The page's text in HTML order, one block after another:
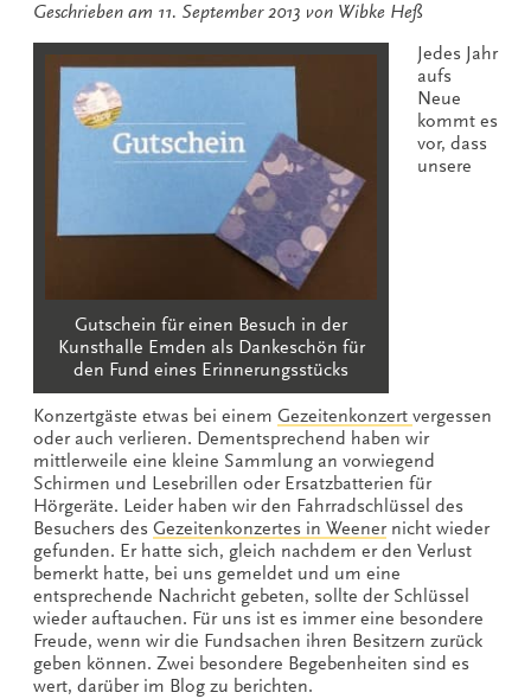
Geschrieben am 11. September 2013 von Wibke Heß
Gutschein für einen Besuch in der
Kunsthalle Emden als Dankeschön für
den Fund eines Erinnerungsstücks
Jedes Jahr
aufs
Neue
kommt es
vor, dass
unsere
Konzertgäste etwas bei einem Gezeitenkonzert vergessen
oder auch verlieren. Dementsprechend haben wir
mittlerweile eine kleine Sammlung an vorwiegend
Schirmen und Lesebrillen oder Ersatzbatterien für
Hörgeräte. Leider haben wir den Fahrradschlüssel des
Besuchers des Gezeitenkonzertes in Weenernicht wieder
gefunden. Er hatte sich, gleich nachdem er den Verlust
bemerkt hatte, bei uns gemeldet und um eine
entsprechende Nachricht gebeten, sollte der Schlüssel
wieder auftauchen. Für uns ist es immer eine besondere
Freude, wenn wir die Fundsachen ihren Besitzern zurück
geben können. Zwei besondere Begebenheiten sind es
wert, darüber im Blog zu berichten.